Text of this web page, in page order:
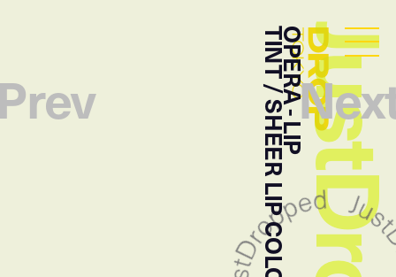
Droptokyo
OPERA - LIP
TINT / SHEER LIP COLOR